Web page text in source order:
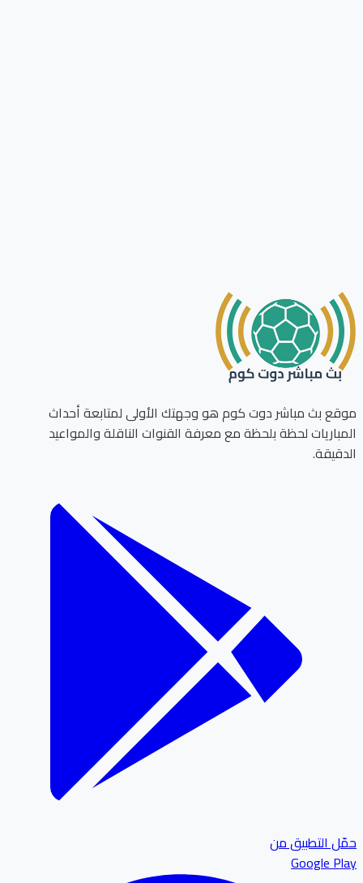
بث مباشر دوت كوم هو وجهتك الأولى لمتابعة أحداث
لحظة بلحظة مع معرفة القنوات الناقلة والمواعيد
التطبيق من
Google